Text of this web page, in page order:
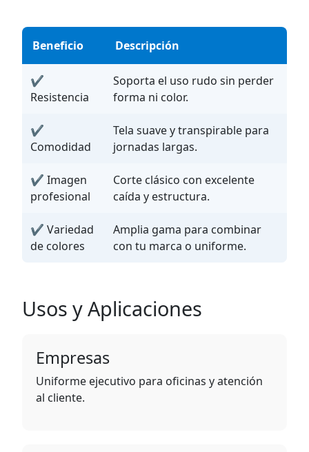
Beneficio Descripción
✔
Resistencia
Soporta el uso rudo sin perder
forma ni color.
✔
Comodidad
Tela suave y transpirable para
jornadas largas.
✔ Imagen
profesional
Corte clásico con excelente
caída y estructura.
✔ Variedad
de colores
Amplia gama para combinar
con tu marca o uniforme.
Usos y Aplicaciones
Empresas
Uniforme ejecutivo para oficinas y atención
al cliente.